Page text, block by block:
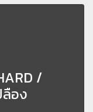
/
ลือง